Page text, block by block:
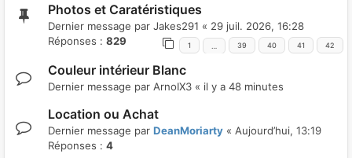
Photos et Caratéristiques
Dernier message par Jakes291 « 29 juil. 2026, 16:28
Réponses : 829 1 39 40 41 42
Couleur intérieur Blanc
Dernier message par ArnoIX3 « il y a 48 minutes
Location ou Achat
Dernier message par DeanMoriarty « Aujourd’hui, 13:19
Réponses : 4